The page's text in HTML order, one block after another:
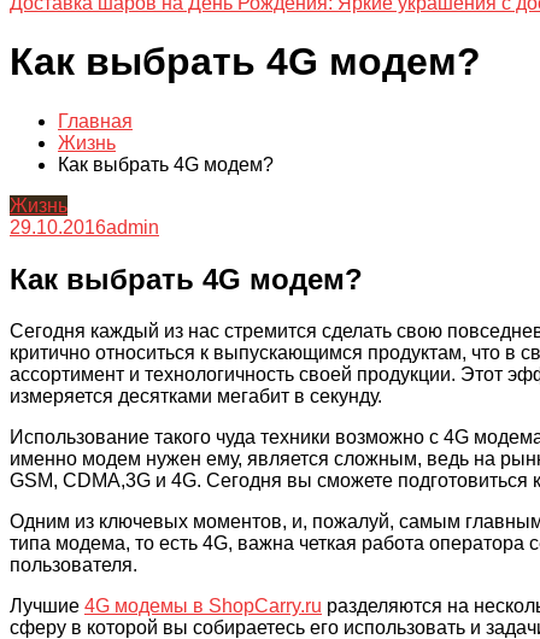
Как выбрать 4G модем?
Главная
Жизнь
Как выбрать 4G модем?
Жизнь
29.10.2016admin
Как выбрать 4G модем?
Сегодня каждый из нас стремится сделать свою
критично относиться к выпускающимся продуктам, что в
ассортимент и технологичность своей продукции. Этот
измеряется десятками мегабит в секунду.
Использование такого чуда техники возможно с 4G
именно модем нужен ему, является сложным, ведь на
GSM, CDMA,3G и 4G. Сегодня вы сможете подготовиться
Одним из ключевых моментов, и, пожалуй, самым главным
типа модема, то есть 4G, важна четкая работа оператора
пользователя.
Лучшие 4G модемы в ShopCarry.ru разделяются на
сферу в которой вы собираетесь его использовать и